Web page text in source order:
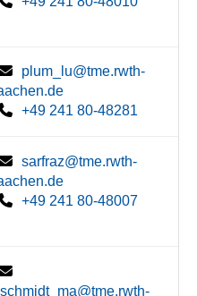
plum_lu@tme.rwth-
+49 241 80-48281
sarfraz@tme.rwth-
+49 241 80-48007
schmidt_ma@tme.rwth-